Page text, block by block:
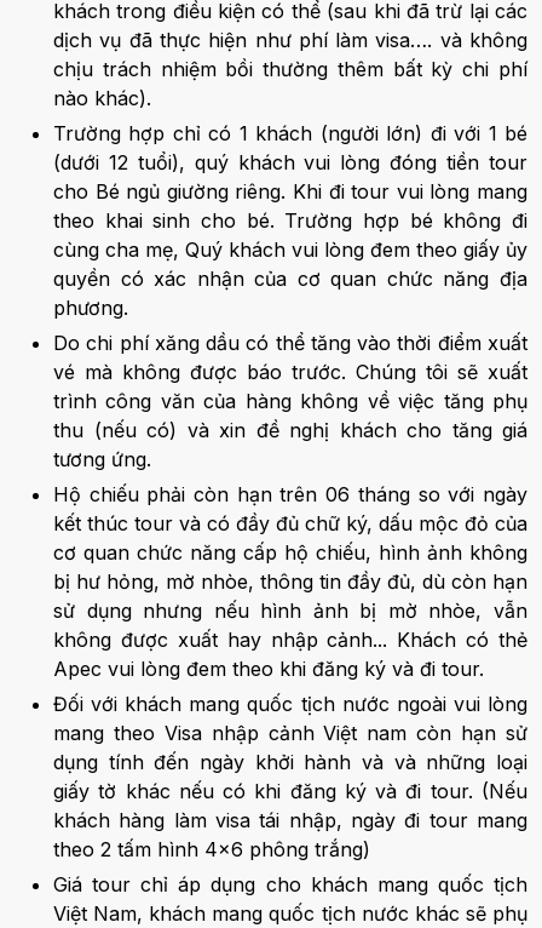
khách trong điều kiện có thể (sau khi đã trừ lại các
dịch vụ đã thực hiện như phí làm visa…. và không
chịu trách nhiệm bồi thường thêm bất kỳ chi phí
nào khác).
Trường hợp chỉ có 1 khách (người lớn) đi với 1 bé
(dưới 12 tuổi), quý khách vui lòng đóng tiền tour
cho Bé ngủ giường riêng. Khi đi tour vui lòng mang
theo khai sinh cho bé. Trường hợp bé không đi
cùng cha mẹ, Quý khách vui lòng đem theo giấy ủy
quyền có xác nhận của cơ quan chức năng địa
phương.
Do chi phí xăng dầu có thể tăng vào thời điểm xuất
vé mà không được báo trước. Chúng tôi sẽ xuất
trình công văn của hàng không về việc tăng phụ
thu (nếu có) và xin đề nghị khách cho tăng giá
tương ứng.
Hộ chiếu phải còn hạn trên 06 tháng so với ngày
kết thúc tour và có đầy đủ chữ ký, dấu mộc đỏ của
cơ quan chức năng cấp hộ chiếu, hình ảnh không
bị hư hỏng, mờ nhòe, thông tin đầy đủ, dù còn hạn
sử dụng nhưng nếu hình ảnh bị mờ nhòe, vẫn
không được xuất hay nhập cảnh... Khách có thẻ
Apec vui lòng đem theo khi đăng ký và đi tour.
Đối với khách mang quốc tịch nước ngoài vui lòng
mang theo Visa nhập cảnh Việt nam còn hạn sử
dụng tính đến ngày khởi hành và và những loại
giấy tờ khác nếu có khi đăng ký và đi tour. (Nếu
khách hàng làm visa tái nhập, ngày đi tour mang
theo 2 tấm hình 4x6 phông trắng)
Giá tour chỉ áp dụng cho khách mang quốc tịch
Việt Nam, khách mang quốc tịch nước khác sẽ phụ